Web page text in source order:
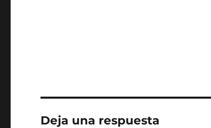
Deja una respuesta